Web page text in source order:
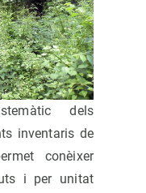
dels
inventaris de
conèixer
i per unitat